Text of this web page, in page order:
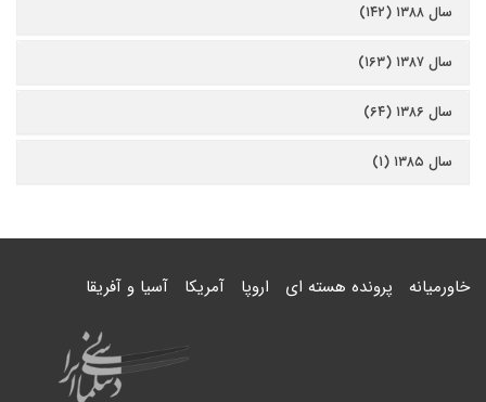
سال ۱۳۸۸ (۱۴۲)
سال ۱۳۸۷ (۱۶۳)
سال ۱۳۸۶ (۶۴)
سال ۱۳۸۵ (۱)
خاورمیانه پرونده هسته ای اروپا آمریکا آسیا و آفریقا